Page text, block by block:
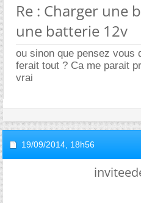
Re : Charger une
une batterie 12v
ou sinon que pensez vous
ferait tout ? Ca me parait
vrai
19/09/2014, 18h56